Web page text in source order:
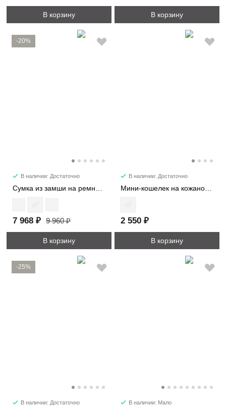
В корзину В корзину
-20%
В наличии: Достаточно
Сумка из замши на ремне 7361
7 968 ₽ 9 960 ₽
В корзину
В наличии: Достаточно
Мини-кошелек на кожаном жгуте 8161
2 550 ₽
В корзину
-25%
В наличии: Достаточно В наличии: Мало